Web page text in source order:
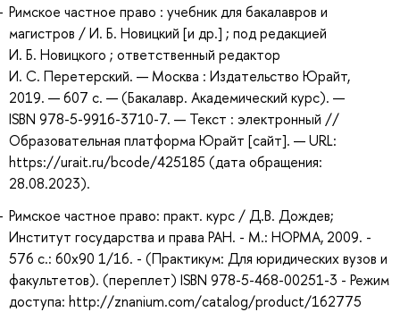
Римское частное право : учебник для бакалавров и
магистров / И. Б. Новицкий [и др.] ; под редакцией
И. Б. Новицкого ; ответственный редактор
И. С. Перетерский. — Москва : Издательство Юрайт,
2019. — 607 с. — (Бакалавр. Академический курс). —
ISBN 978-5-9916-3710-7. — Текст : электронный //
Образовательная платформа Юрайт [сайт]. — URL:
https://urait.ru/bcode/425185 (дата обращения:
28.08.2023).
Римское частное право: практ. курс / Д.В. Дождев;
Институт государства и права РАН. - М.: НОРМА, 2009. -
576 с.: 60x90 1/16. - (Практикум: Для юридических вузов и
факультетов). (переплет) ISBN 978-5-468-00251-3 - Режим
доступа: http://znanium.com/catalog/product/162775